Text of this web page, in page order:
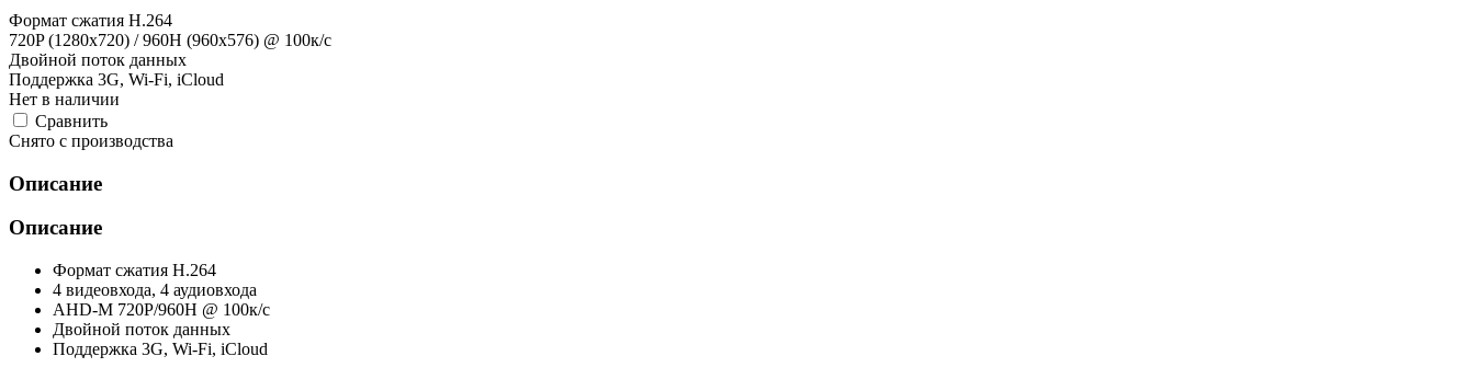
Формат сжатия H.264
720P (1280x720) / 960Н (960x576) @ 100к/с
Двойной поток данных
Поддержка 3G, Wi-Fi, iCloud
Нет в наличии
Cравнить
Снято с производства
Описание
Описание
Формат сжатия H.264
4 видеовхода, 4 аудиовхода
AHD-M 720P/960Н @ 100к/с
Двойной поток данных
Поддержка 3G, Wi-Fi, iCloud